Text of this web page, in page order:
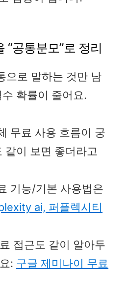
“공통분모”로 정리
으로 말하는 것만 남
확률이 줄어요.
무료 사용 흐름이 궁
같이 보면 좋더라고
기능/기본 사용법은
ai, 퍼플렉시티
접근도 같이 알아두
: 구글 제미나이 무료